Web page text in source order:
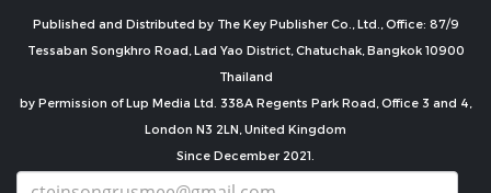
Published and Distributed by The Key Publisher Co., Ltd., Office: 87/9
Tessaban Songkhro Road, Lad Yao District, Chatuchak, Bangkok 10900
Thailand
by Permission of Lup Media Ltd. 338A Regents Park Road, Office 3 and 4,
London N3 2LN, United Kingdom
Since December 2021.